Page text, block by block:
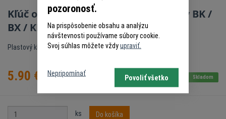
Kľúč odblokovania CAME pre pohony BK /
BX / KRONO
Plastový kľúč odblokovania pohonov CAME
5.90 € s DPH Skladom
ks Do košíka
pozoronosť.
Na prispôsobenie obsahu a analýzu
návštevnosti používame súbory cookie.
Svoj súhlas môžete vždyupraviť.
Nepripomínať
Povoliť všetko